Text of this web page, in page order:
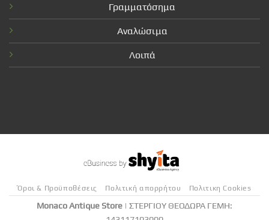
Γραμματόσημα
Αναλώσιμα
Λοιπά
Όροι & Προϋποθέσεις Πολιτική απορρήτου Πολιτικη Cookies
Monaco Antique Store | ΣΤΕΡΓΙΟΥ ΘΕΟΔΩΡΑ ΓΕΜΗ: